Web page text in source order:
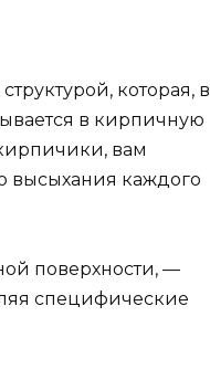
которая, в
в кирпичную
вам
высыхания каждого
поверхности, —
специфические